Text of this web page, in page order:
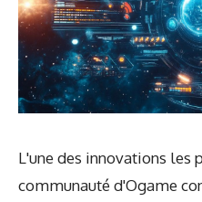
L'une des innovations les
communauté d'Ogame